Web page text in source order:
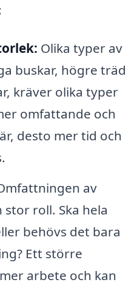
Olika typer av
buskar, högre träd
kräver olika typer
omfattande och
desto mer tid och
av
roll. Ska hela
behövs det bara
Ett större
arbete och kan